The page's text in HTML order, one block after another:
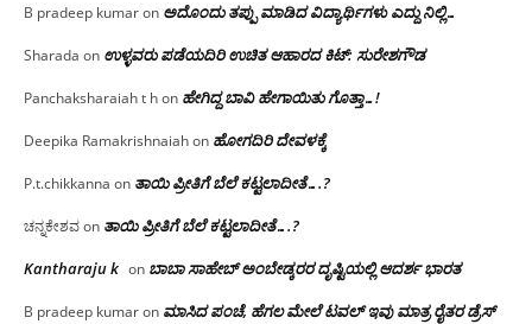
B pradeep kumaron ಅದೊಂದು ತಪ್ಪು ಮಾಡಿದ ವಿದ್ಯಾರ್ಥಿಗಳು ಎದ್ದು ನಿಲ್ಲಿ…
Sharada on ಉಳ್ಳವರು ಪಡೆಯದಿರಿ ಉಚಿತ ಆಹಾರದ ಕಿಟ್: ಸುರೇಶಗೌಡ
Panchaksharaiah t hon ಹೇಗಿದ್ದ ಬಾವಿ ಹೇಗಾಯಿತು ಗೊತ್ತಾ…!
Deepika Ramakrishnaiahon ಹೋಗದಿರಿ ದೇವಳಕ್ಕೆ
P.t.chikkanna on ತಾಯಿ ಪ್ರೀತಿಗೆ ಬೆಲೆ ಕಟ್ಟಲಾದೀತೆ….?
ಚನ್ನಕೇಶವon ತಾಯಿ ಪ್ರೀತಿಗೆ ಬೆಲೆ ಕಟ್ಟಲಾದೀತೆ….?
Kantharaju k on ಬಾಬಾ ಸಾಹೇಬ್ ಅಂಬೇಡ್ಕರರ ದೃಷ್ಟಿಯಲ್ಲಿ ಆದರ್ಶ ಭಾರತ
B pradeep kumaron ಮಾಸಿದ ಪಂಚೆ, ಹೆಗಲ ಮೇಲೆ ಟವಲ್‌ ಇವು ಮಾತ್ರ ರೈತರ ಡ್ರೆಸ್‌